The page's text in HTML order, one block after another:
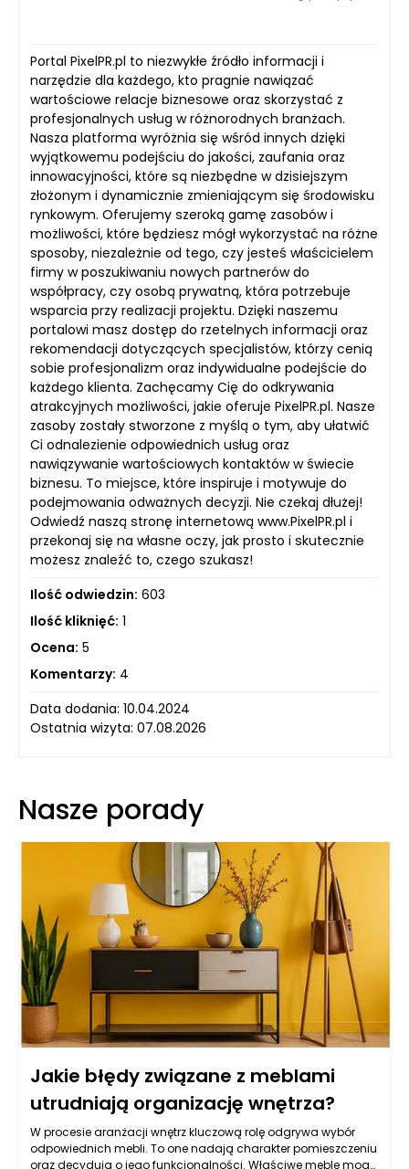
Portal PixelPR.pl to niezwykłe źródło informacji i
narzędzie dla każdego, kto pragnie nawiązać
wartościowe relacje biznesowe oraz skorzystać z
profesjonalnych usług w różnorodnych branżach.
Nasza platforma wyróżnia się wśród innych dzięki
wyjątkowemu podejściu do jakości, zaufania oraz
innowacyjności, które są niezbędne w dzisiejszym
złożonym i dynamicznie zmieniającym się środowisku
rynkowym. Oferujemy szeroką gamę zasobów i
możliwości, które będziesz mógł wykorzystać na różne
sposoby, niezależnie od tego, czy jesteś właścicielem
firmy w poszukiwaniu nowych partnerów do
współpracy, czy osobą prywatną, która potrzebuje
wsparcia przy realizacji projektu. Dzięki naszemu
portalowi masz dostęp do rzetelnych informacji oraz
rekomendacji dotyczących specjalistów, którzy cenią
sobie profesjonalizm oraz indywidualne podejście do
każdego klienta. Zachęcamy Cię do odkrywania
atrakcyjnych możliwości, jakie oferuje PixelPR.pl. Nasze
zasoby zostały stworzone z myślą o tym, aby ułatwić
Ci odnalezienie odpowiednich usług oraz
nawiązywanie wartościowych kontaktów w świecie
biznesu. To miejsce, które inspiruje i motywuje do
podejmowania odważnych decyzji. Nie czekaj dłużej!
Odwiedź naszą stronę internetową www.PixelPR.pl i
przekonaj się na własne oczy, jak prosto i skutecznie
możesz znaleźć to, czego szukasz!
Ilość odwiedzin: 603
Ilość kliknięć: 1
Ocena: 5
Komentarzy: 4
Data dodania: 10.04.2024
Ostatnia wizyta: 07.08.2026
Nasze porady
Jakie błędy związane z meblami
utrudniają organizację wnętrza?
W procesie aranżacji wnętrz kluczową rolę odgrywa wybór
odpowiednich mebli. To one nadają charakter pomieszczeniu
oraz decydują o jego funkcjonalności. Właściwe meble mogą